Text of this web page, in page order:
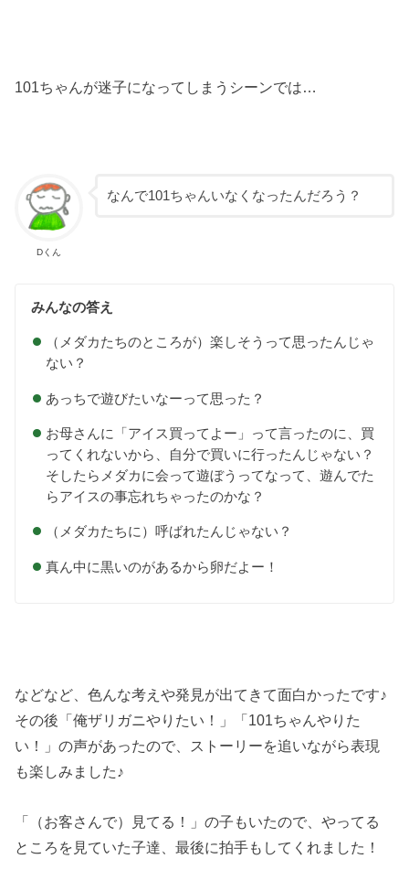
101ちゃんが迷子になってしまうシーンでは…
Dくん
なんで101ちゃんいなくなったんだろう？
みんなの答え
（メダカたちのところが）楽しそうって思ったんじゃ
ない？
あっちで遊びたいなーって思った？
お母さんに「アイス買ってよー」って言ったのに、買
ってくれないから、自分で買いに行ったんじゃない？
そしたらメダカに会って遊ぼうってなって、遊んでた
らアイスの事忘れちゃったのかな？
（メダカたちに）呼ばれたんじゃない？
真ん中に黒いのがあるから卵だよー！
などなど、色んな考えや発見が出てきて面白かったです♪
その後「俺ザリガニやりたい！」「101ちゃんやりた
い！」の声があったので、ストーリーを追いながら表現
も楽しみました♪
「（お客さんで）見てる！」の子もいたので、やってる
ところを見ていた子達、最後に拍手もしてくれました！